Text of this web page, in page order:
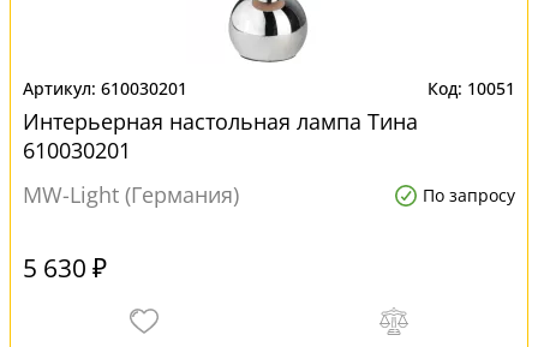
610030201 10051
Интерьерная настольная лампа Тина
610030201
MW-Light (Германия)
По запросу
5 630 ₽